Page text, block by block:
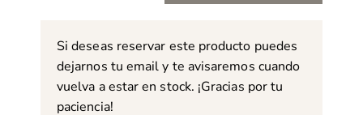
Eaton
cantidad
Si deseas reservar este producto puedes
dejarnos tu email y te avisaremos cuando
vuelva a estar en stock. ¡Gracias por tu
paciencia!